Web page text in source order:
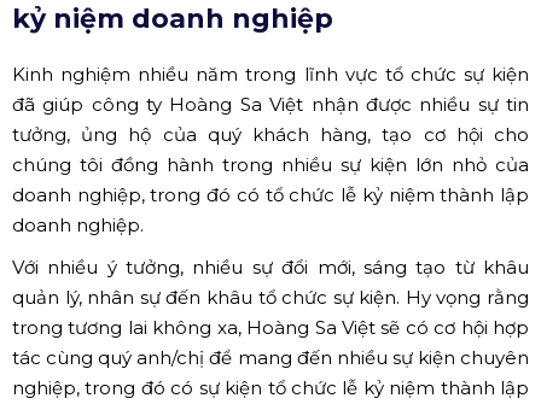
kỷ niệm doanh nghiệp
Kinh nghiệm nhiều năm trong lĩnh vực tổ chức sự kiện
đã giúp công ty Hoàng Sa Việt nhận được nhiều sự tin
tưởng, ủng hộ của quý khách hàng, tạo cơ hội cho
chúng tôi đồng hành trong nhiều sự kiện lớn nhỏ của
doanh nghiệp, trong đó có tổ chức lễ kỷ niệm thành lập
doanh nghiệp.
Với nhiều ý tưởng, nhiều sự đổi mới, sáng tạo từ khâu
quản lý, nhân sự đến khâu tổ chức sự kiện. Hy vọng rằng
trong tương lai không xa, Hoàng Sa Việt sẽ có cơ hội hợp
tác cùng quý anh/chị để mang đến nhiều sự kiện chuyên
nghiệp, trong đó có sự kiện tổ chức lễ kỷ niệm thành lập